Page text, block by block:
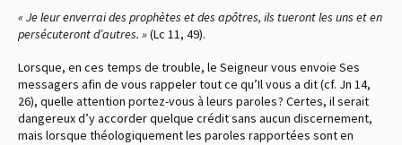
« Je leur enverrai des prophètes et des apôtres, ils tueront les uns et en
persécuteront d’autres. »(Lc 11, 49).
Lorsque, en ces temps de trouble, le Seigneur vous envoie Ses
messagers afin de vous rappeler tout ce qu’Il vous a dit (cf. Jn 14,
26), quelle attention portez-vous à leurs paroles ? Certes, il serait
dangereux d’y accorder quelque crédit sans aucun discernement,
mais lorsque théologiquement les paroles rapportées sont en